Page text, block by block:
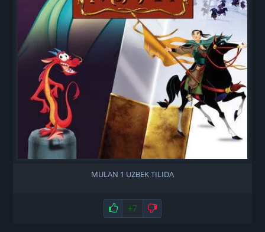
MULAN 1 UZBEK TILIDA
Нравится
+7 Не нравится